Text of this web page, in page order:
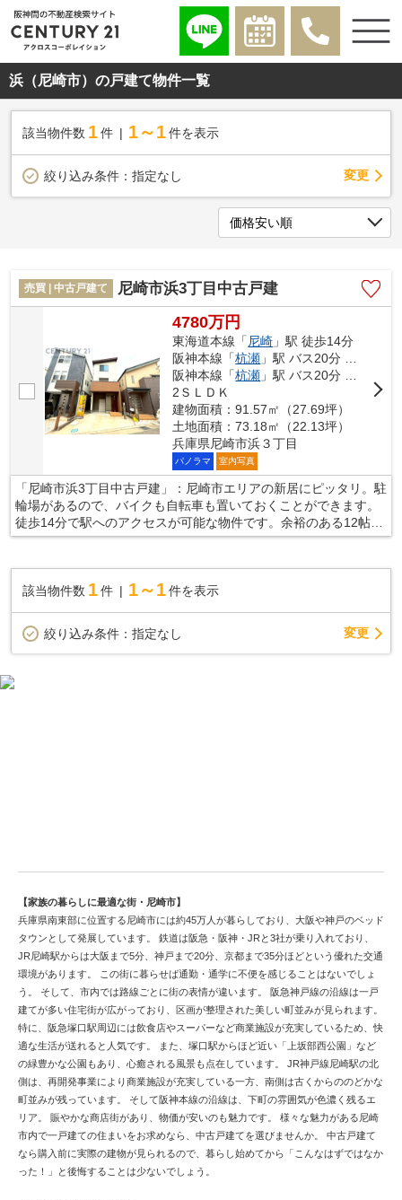
浜（尼崎市）の戸建て物件一覧
該当物件数 1件 1～1 件を表示
絞り込み条件： 指定なし 変更
売買 | 中古戸建て 尼崎市浜3丁目中古戸建
4780万円
東海道本線「 尼崎 」駅 徒歩14分
阪神本線「杭瀬 」駅 バス20分 「浜（兵庫県）」 停歩5分
阪神本線「杭瀬 」駅 バス20分 「浜（兵庫県）」 停歩5分
2ＳＬＤＫ
建物面積：91.57㎡（27.69坪）
土地面積：73.18㎡（22.13坪）
兵庫県尼崎市浜３丁目
パノラマ 室内写真
「尼崎市浜3丁目中古戸建」：尼崎市エリアの新居にピッタリ。駐
輪場があるので、バイクも自転車も置いておくことができます。
徒歩14分で駅へのアクセスが可能な物件です。余裕のある12帖以
上のLDKで、リラックスしてお過ごしいただけます。尼崎市にあ
ムの購入を検討しているお客様のサポートを致します。
該当物件数 1件 1～1 件を表示
絞り込み条件： 指定なし 変更
【家族の暮らしに最適な街・尼崎市】
兵庫県南東部に位置する尼崎市には約45万人が暮らしており、大阪や神戸のベッド
タウンとして発展しています。 鉄道は阪急・阪神・JRと3社が乗り入れており、
JR尼崎駅からは大阪まで5分、神戸まで20分、京都まで35分ほどという優れた交通
環境があります。 この街に暮らせば通勤・通学に不便を感じることはないでしょ
う。 そして、市内では路線ごとに街の表情が違います。 阪急神戸線の沿線は一戸
建てが多い住宅街が広がっており、区画が整理された美しい町並みが見られます。
特に、阪急塚口駅周辺には飲食店やスーパーなど商業施設が充実しているため、快
適な生活が送れると人気です。 また、塚口駅からほど近い「上坂部西公園」など
の緑豊かな公園もあり、心癒される風景も点在しています。 JR神戸線尼崎駅の北
側は、再開発事業により商業施設が充実している一方、南側は古くからののどかな
町並みが残っています。 そして阪神本線の沿線は、下町の雰囲気が色濃く残るエ
リア。 賑やかな商店街があり、物価が安いのも魅力です。 様々な魅力がある尼崎
市内で一戸建ての住まいをお求めなら、中古戸建てを選びませんか。 中古戸建て
なら購入前に実際の建物が見られるので、暮らし始めてから「こんなはずではなか
った！」と後悔することは少ないでしょう。